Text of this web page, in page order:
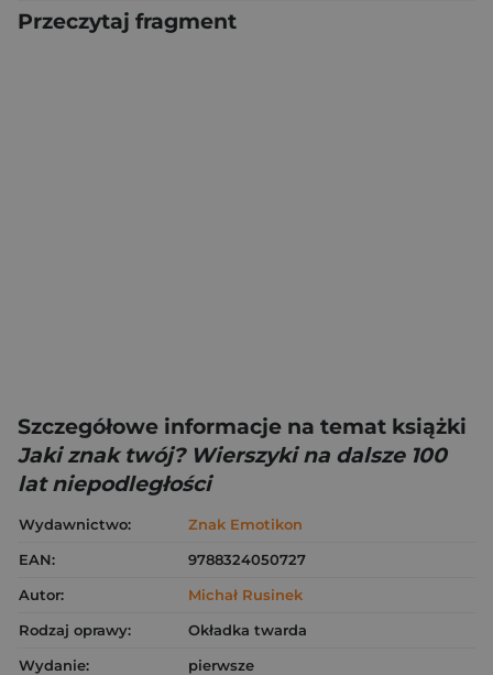
Przeczytaj fragment
Szczegółowe informacje na temat książki
Jaki znak twój? Wierszyki na dalsze 100
lat niepodległości
Wydawnictwo:
Znak Emotikon
EAN:
9788324050727
Autor:
Michał Rusinek
Rodzaj oprawy:
Okładka twarda
Wydanie:
pierwsze